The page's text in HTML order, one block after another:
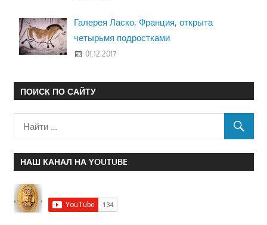
Галерея Ласко, Франция, открыта
четырьмя подростками
01.12.2017
ПОИСК ПО САЙТУ
НАШ КАНАЛ НА YOUTUBE